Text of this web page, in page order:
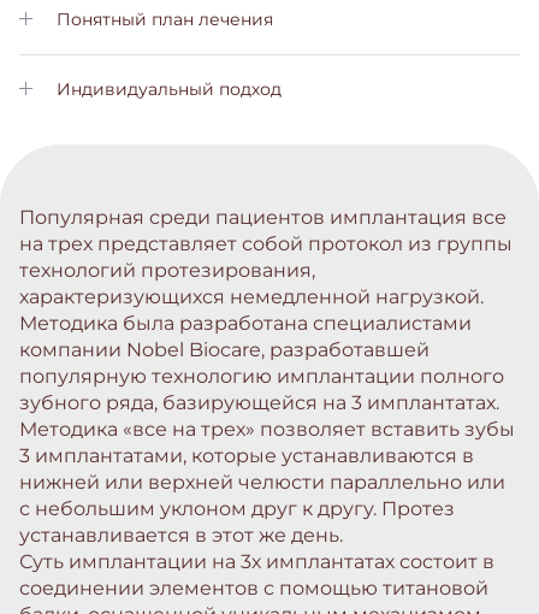
необходимые врачи с высокой квалификацией
Понятный план лечения
С самого начала будет подобран план индивидуального
лечения и вы будете понимать все этапы лечения
Индивидуальный подход
Популярная среди пациентов имплантация все
на трех представляет собой протокол из группы
технологий протезирования,
характеризующихся немедленной нагрузкой.
Методика была разработана специалистами
компании Nobel Biocare, разработавшей
популярную технологию имплантации полного
зубного ряда, базирующейся на 3 имплантатах.
Методика «все на трех» позволяет вставить зубы
3 имплантатами, которые устанавливаются в
нижней или верхней челюсти параллельно или
с небольшим уклоном друг к другу. Протез
устанавливается в этот же день.
Суть имплантации на 3х имплантатах состоит в
соединении элементов с помощью титановой